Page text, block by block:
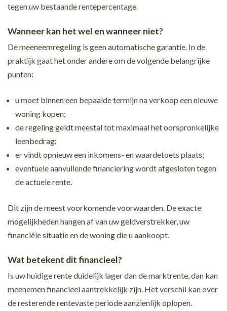
tegen uw bestaande rentepercentage.
Wanneer kan het wel en wanneer niet?
De meeneemregeling is geen automatische garantie. In de
praktijk gaat het onder andere om de volgende belangrijke
punten:
u moet binnen een bepaalde termijn na verkoop een nieuwe
woning kopen;
de regeling geldt meestal tot maximaal het oorspronkelijke
leenbedrag;
er vindt opnieuw een inkomens- en waardetoets plaats;
eventuele aanvullende financiering wordt afgesloten tegen
de actuele rente.
Dit zijn de meest voorkomende voorwaarden. De exacte
mogelijkheden hangen af van uw geldverstrekker, uw
financiële situatie en de woning die u aankoopt.
Wat betekent dit financieel?
Is uw huidige rente duidelijk lager dan de marktrente, dan kan
meenemen financieel aantrekkelijk zijn. Het verschil kan over
de resterende rentevaste periode aanzienlijk oplopen.